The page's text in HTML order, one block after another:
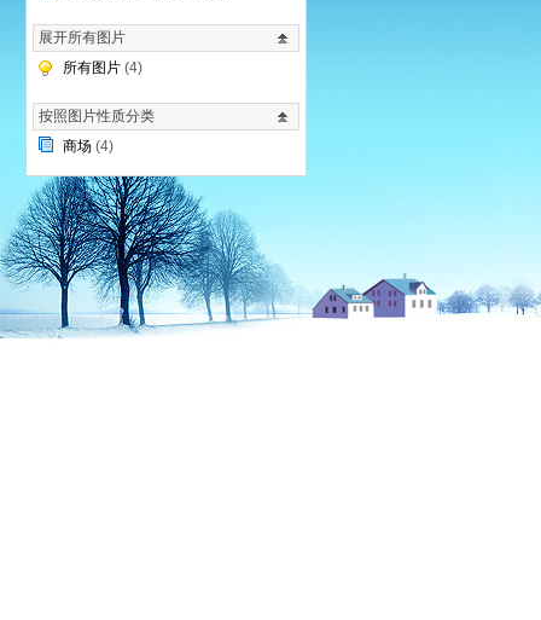
展开所有图片
所有图片 (4)
按照图片性质分类
商场 (4)